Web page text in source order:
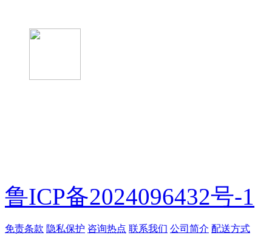
鲁ICP备2024096432号-1
免责条款 隐私保护 咨询热点 联系我们 公司简介 配送方式